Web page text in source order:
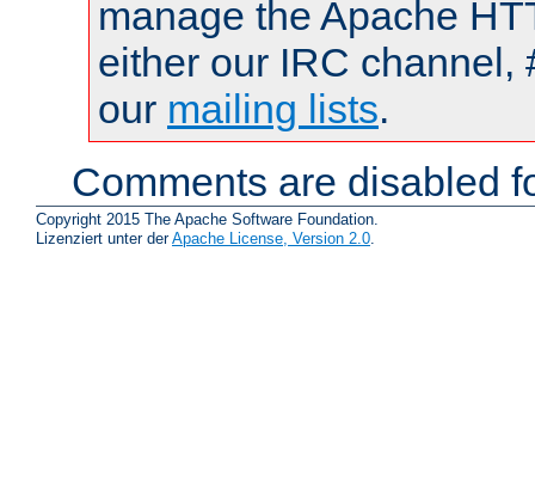
manage the Apache
either our IRC channel,
our mailing lists.
Comments are disabled
Copyright 2015 The Apache Software Foundation.
Lizenziert unter derApache License, Version 2.0